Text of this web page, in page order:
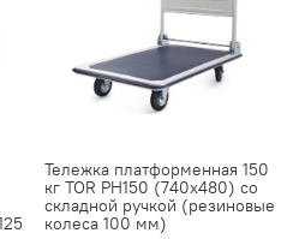
Тележка платформенная 150
кг TOR PH150 (740х480) со
складной ручкой (резиновые
колеса 100 мм)